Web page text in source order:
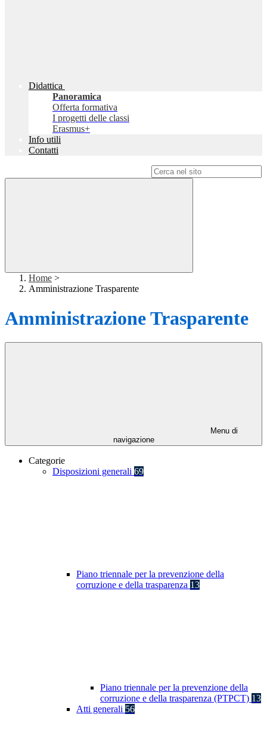
Didattica
Panoramica
Offerta formativa
I progetti delle classi
Erasmus+
Info utili
Contatti
Home >
Amministrazione Trasparente
Amministrazione Trasparente
Menu di
navigazione
Categorie
Disposizioni generali 69
Piano triennale per la prevenzione della
corruzione e della trasparenza 13
Piano triennale per la prevenzione della
corruzione e della trasparenza (PTPCT) 13
Atti generali 56